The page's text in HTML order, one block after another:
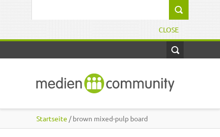
CLOSE
Startseite / brown mixed-pulp board